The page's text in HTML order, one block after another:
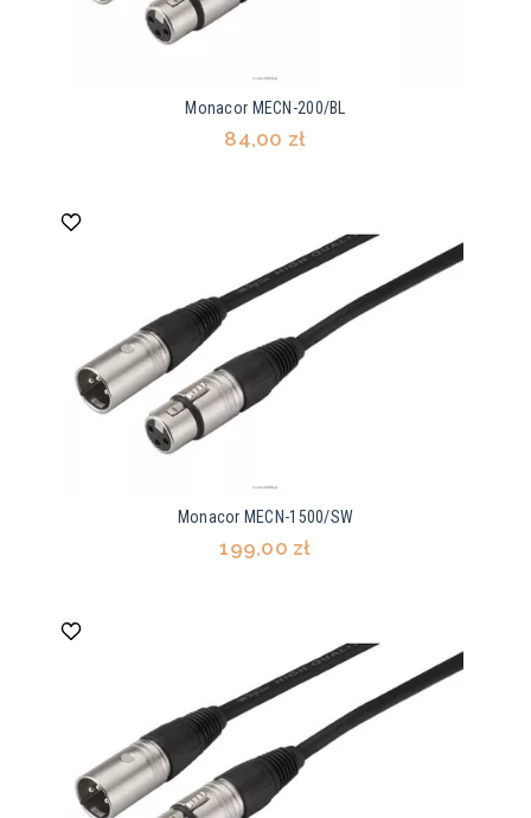
Monacor MECN-200/BL
84,00 zł
Monacor MECN-1500/SW
199,00 zł